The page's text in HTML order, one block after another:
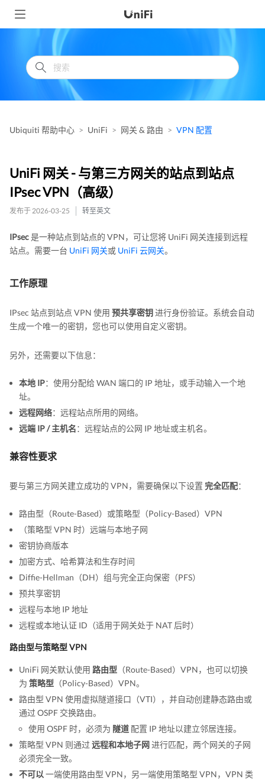
Ubiquiti 帮助中心 UniFi 网关 & 路由 VPN 配置
UniFi 网关 - 与第三方网关的站点到站点
IPsec VPN（高级）
发布于 2026-03-25 转至英文
IPsec是一种站点到站点的 VPN，可让您将 UniFi 网关连接到远程
站点。需要一台 UniFi 网关或 UniFi 云网关。
工作原理
IPsec 站点到站点 VPN 使用 预共享密钥进行身份验证。系统会自动
生成一个唯一的密钥，您也可以使用自定义密钥。
另外，还需要以下信息：
本地 IP：使用分配给 WAN 端口的 IP 地址，或手动输入一个地
址。
远程网络：远程站点所用的网络。
远端 IP / 主机名：远程站点的公网 IP 地址或主机名。
兼容性要求
要与第三方网关建立成功的 VPN，需要确保以下设置 完全匹配：
路由型（Route-Based）或策略型（Policy-Based）VPN
（策略型 VPN 时）远端与本地子网
密钥协商版本
加密方式、哈希算法和生存时间
Diffie-Hellman（DH）组与完全正向保密（PFS）
预共享密钥
远程与本地 IP 地址
远程或本地认证 ID（适用于网关处于 NAT 后时）
路由型与策略型 VPN
UniFi 网关默认使用 路由型 （Route-Based）VPN，也可以切换
为 策略型 （Policy-Based）VPN。
路由型 VPN 使用虚拟隧道接口（VTI），并自动创建静态路由或
通过 OSPF 交换路由。
使用 OSPF 时，必须为 隧道配置 IP 地址以建立邻居连接。
策略型 VPN 则通过 远程和本地子网进行匹配，两个网关的子网
必须完全一致。
不可以 一端使用路由型 VPN，另一端使用策略型 VPN，VPN 类